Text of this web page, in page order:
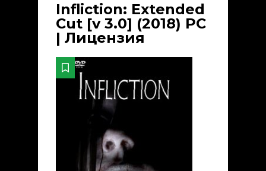
Infliction: Extended
Cut [v 3.0] (2018) PC
| Лицензия